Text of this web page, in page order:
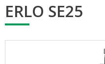
ERLO SE25